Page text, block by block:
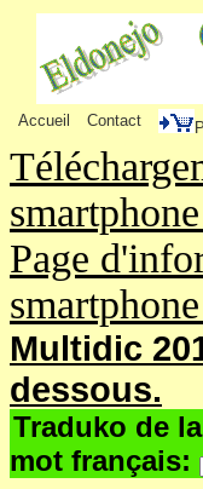
Accueil Contact
Page
Multidic
dessous.
Traduko de
mot français: